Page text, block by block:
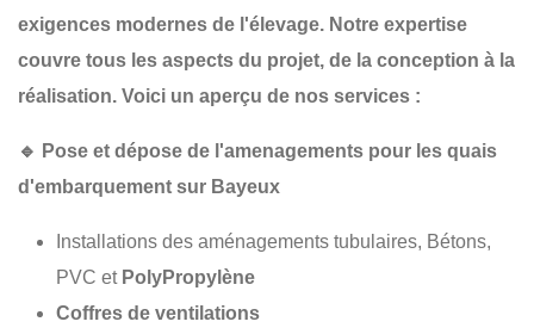
exigences modernes de l'élevage. Notre expertise
couvre tous les aspects du projet, de la conception à la
réalisation. Voici un aperçu de nos services :
🔹 Pose et dépose de l'amenagements pour les quais
d'embarquement sur Bayeux
Installations des aménagements tubulaires, Bétons,
PVC et PolyPropylène
Coffres de ventilations